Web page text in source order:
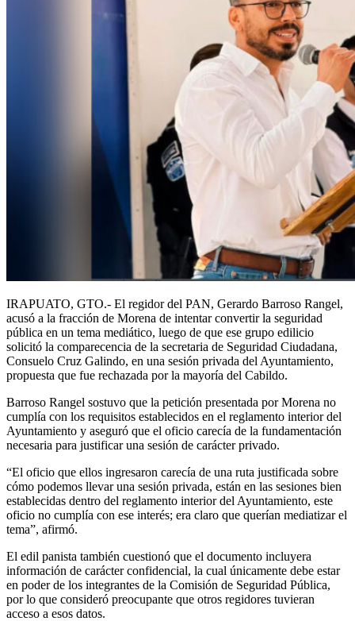
IRAPUATO, GTO.- El regidor del PAN, Gerardo Barroso Rangel,
acusó a la fracción de Morena de intentar convertir la seguridad
pública en un tema mediático, luego de que ese grupo edilicio
solicitó la comparecencia de la secretaria de Seguridad Ciudadana,
Consuelo Cruz Galindo, en una sesión privada del Ayuntamiento,
propuesta que fue rechazada por la mayoría del Cabildo.
Barroso Rangel sostuvo que la petición presentada por Morena no
cumplía con los requisitos establecidos en el reglamento interior del
Ayuntamiento y aseguró que el oficio carecía de la fundamentación
necesaria para justificar una sesión de carácter privado.
“El oficio que ellos ingresaron carecía de una ruta justificada sobre
cómo podemos llevar una sesión privada, están en las sesiones bien
establecidas dentro del reglamento interior del Ayuntamiento, este
oficio no cumplía con ese interés; era claro que querían mediatizar el
tema”, afirmó.
El edil panista también cuestionó que el documento incluyera
información de carácter confidencial, la cual únicamente debe estar
en poder de los integrantes de la Comisión de Seguridad Pública,
por lo que consideró preocupante que otros regidores tuvieran
acceso a esos datos.